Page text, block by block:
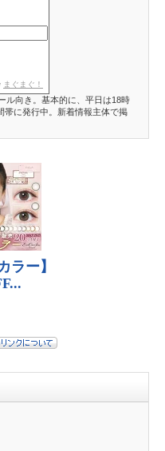
まぐまぐ！
ル向き。基本的に、平日は18時
帯に発行中。新着情報主体で掲